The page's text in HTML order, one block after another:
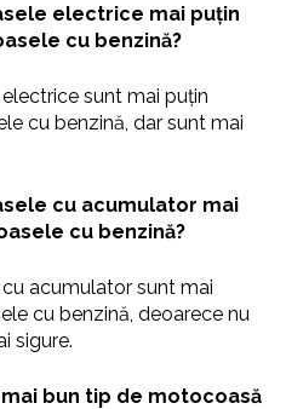
electrice mai puțin
cu benzină?
sunt mai puțin
cu benzină, dar sunt mai
cu acumulator mai
cu benzină?
acumulator sunt mai
cu benzină, deoarece nu
sigure.
bun tip de motocoasă